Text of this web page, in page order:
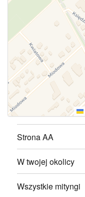
Strona AA
W twojej okolicy
Wszystkie mityngi